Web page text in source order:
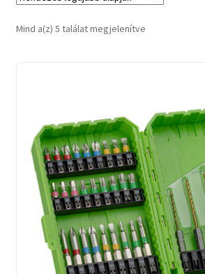
Mind a(z) 5 találat megjelenítveSorted